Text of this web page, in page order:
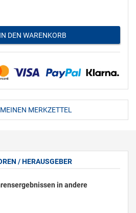
IN DEN WARENKORB
MERKZETTEL
/ HERAUSGEBER
in andere